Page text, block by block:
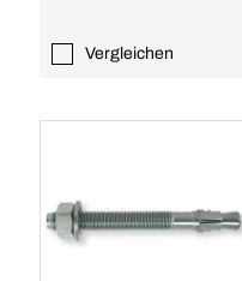
Vergleichen